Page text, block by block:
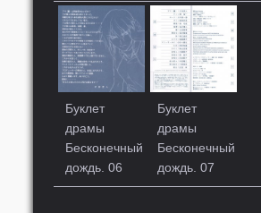
Буклет
драмы
Бесконечный
дождь. 06
Буклет
драмы
Бесконечный
дождь. 07